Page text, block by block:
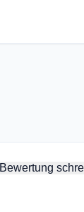
Bewertung